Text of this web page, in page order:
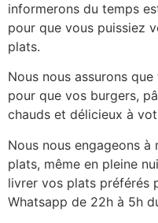
informerons du temps
pour que vous puissiez
plats.
Nous nous assurons
pour que vos burgers,
chauds et délicieux à
Nous nous engageons
plats, même en pleine
livrer vos plats préférés
Whatsapp de 22h à 5h